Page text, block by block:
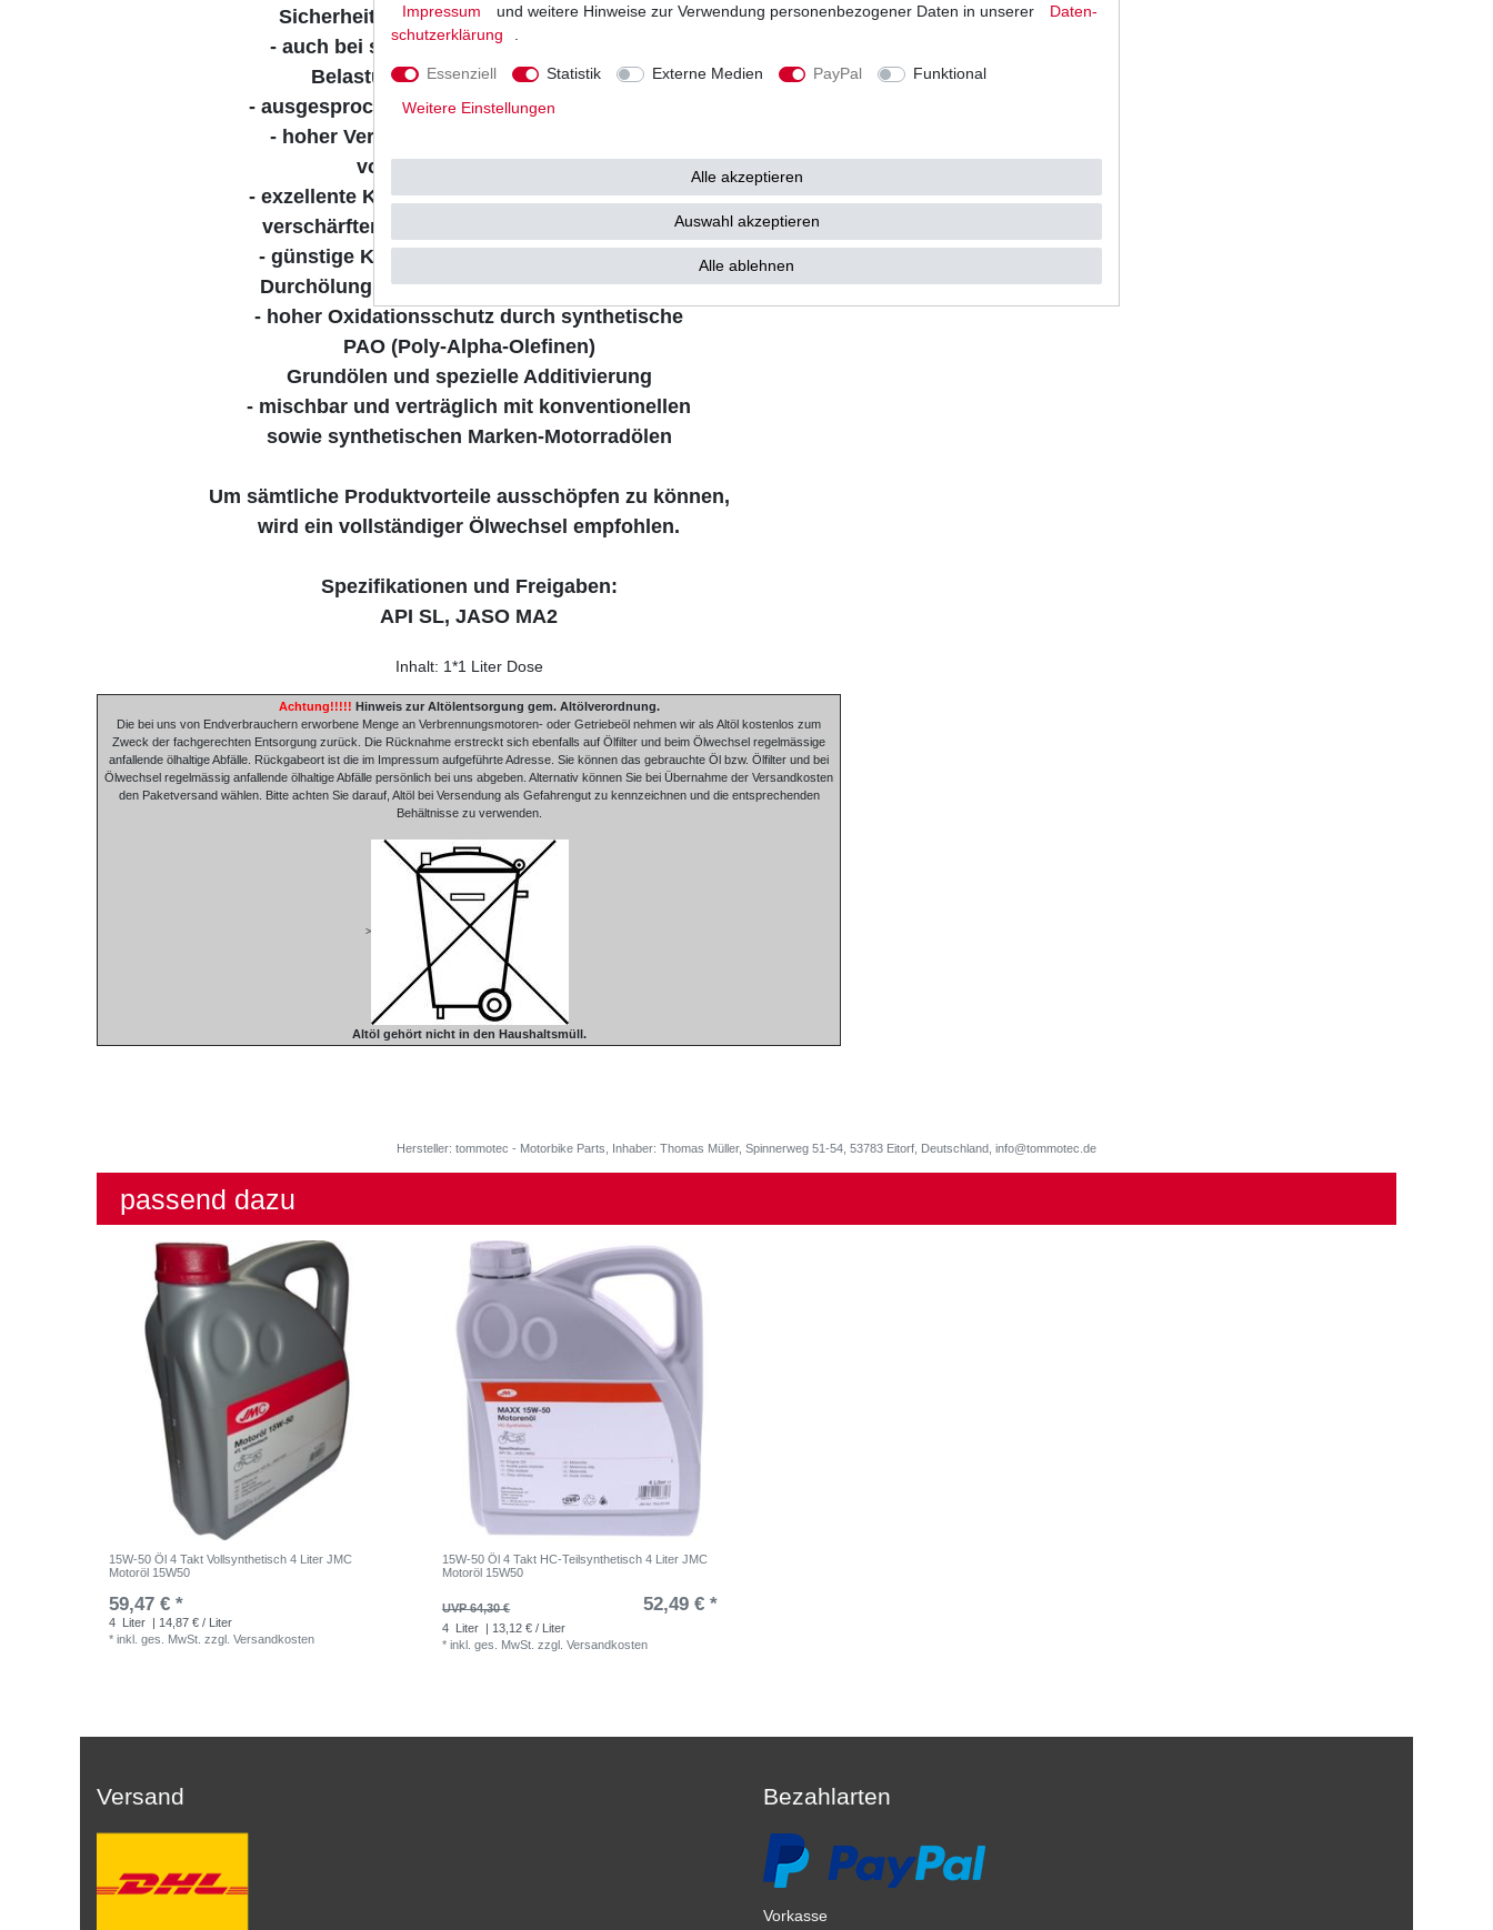
Sicherheit unter extremen Bedingungen
- auch bei sehr heißem Öl und sehr hohen
Belastungen stabiler Schmierfilm
- ausgesprochen scherstabil - „Stay-in-Grade“
- hoher Verschleiß- und Korrosionsschutz
von Motor und Getriebe
- exzellente Kupplungsperformance; erfüllt die
verschärften Anforderungen der JASO MA2
- günstige Kälteviskosität, sorgt für schnelle
Durchölung und geringen „Kälteverschleiß“
- hoher Oxidationsschutz durch synthetische
PAO (Poly-Alpha-Olefinen)
Grundölen und spezielle Additivierung
- mischbar und verträglich mit konventionellen
sowie synthetischen Marken-Motorradölen
Um sämtliche Produktvorteile ausschöpfen zu können,
wird ein vollständiger Ölwechsel empfohlen.
Spezifikationen und Freigaben:
API SL, JASO MA2
Inhalt: 1*1 Liter Dose
Achtung!!!!! Hinweis zur Altölentsorgung gem. Altölverordnung.
Die bei uns von Endverbrauchern erworbene Menge an Verbrennungsmotoren- oder Getriebeöl nehmen wir als Altöl kostenlos zum
Zweck der fachgerechten Entsorgung zurück. Die Rücknahme erstreckt sich ebenfalls auf Ölfilter und beim Ölwechsel regelmässige
anfallende ölhaltige Abfälle. Rückgabeort ist die im Impressum aufgeführte Adresse. Sie können das gebrauchte Öl bzw. Ölfilter und bei
Ölwechsel regelmässig anfallende ölhaltige Abfälle persönlich bei uns abgeben. Alternativ können Sie bei Übernahme der Versandkosten
den Paketversand wählen. Bitte achten Sie darauf, Altöl bei Versendung als Gefahrengut zu kennzeichnen und die entsprechenden
Behältnisse zu verwenden.
>
Altöl gehört nicht in den Haushaltsmüll.
Hersteller: tommotec - Motorbike Parts, Inhaber: Thomas Müller, Spinnerweg 51-54, 53783 Eitorf, Deutschland, info@tommotec.de
passend dazu
15W-50 Öl 4 Takt Vollsynthetisch 4 Liter JMC
Motoröl 15W50
59,47 € *
4 Liter
| 14,87 € / Liter
*inkl. ges. MwSt. zzgl.Versandkosten
15W-50 Öl 4 Takt HC-Teilsynthetisch 4 Liter JMC
Motoröl 15W50
UVP 64,30 € 52,49 € *
4 Liter
| 13,12 € / Liter
*inkl. ges. MwSt. zzgl.Versandkosten
Versand Bezahlarten
Vorkasse
Impressum
und weitere Hinweise zur Verwendung personenbezogener Daten in unserer
Daten­
schutz­erklärung
Essenziell Statistik Externe Medien PayPal
Funktional
Weitere Einstellungen
Alle akzeptieren
Auswahl akzeptieren
Alle ablehnen